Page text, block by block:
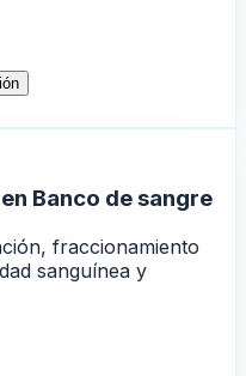
Banco de sangre
fraccionamiento
sanguínea y